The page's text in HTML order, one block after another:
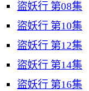
盜妖行 第08集
盜妖行 第10集
盜妖行 第12集
盜妖行 第14集
盜妖行 第16集